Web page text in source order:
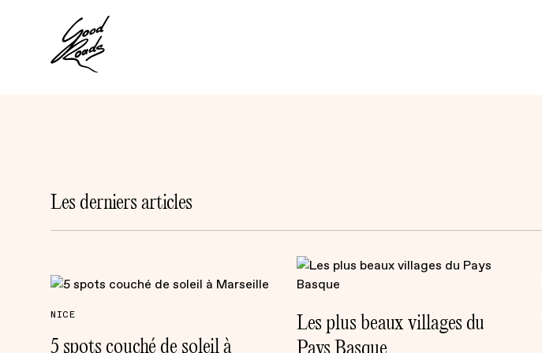
Les derniers articles
NICE
5 spots couché de soleil à
Les plus beaux villages du
Pays Basque